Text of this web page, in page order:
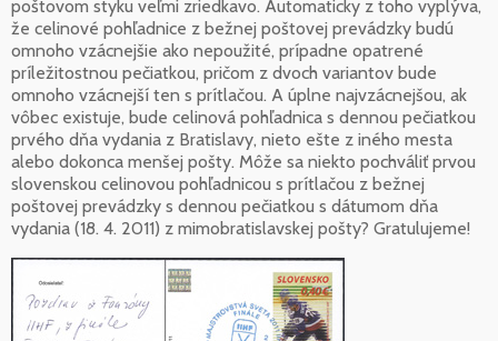
poštovom styku veľmi zriedkavo. Automaticky z toho vyplýva,
že celinové pohľadnice z bežnej poštovej prevádzky budú
omnoho vzácnejšie ako nepoužité, prípadne opatrené
príležitostnou pečiatkou, pričom z dvoch variantov bude
omnoho vzácnejší ten s prítlačou. A úplne najvzácnejšou, ak
vôbec existuje, bude celinová pohľadnica s dennou pečiatkou
prvého dňa vydania z Bratislavy, nieto ešte z iného mesta
alebo dokonca menšej pošty. Môže sa niekto pochváliť prvou
slovenskou celinovou pohľadnicou s prítlačou z bežnej
poštovej prevádzky s dennou pečiatkou s dátumom dňa
vydania (18. 4. 2011) z mimobratislavskej pošty? Gratulujeme!